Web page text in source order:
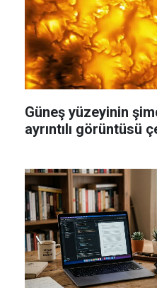
Güneş yüzeyinin
ayrıntılı görüntüsü